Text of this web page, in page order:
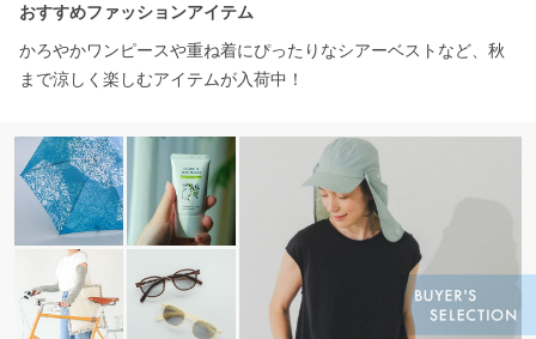
おすすめファッションアイテム
かろやかワンピースや重ね着にぴったりなシアーベストなど、秋
まで涼しく楽しむアイテムが入荷中！